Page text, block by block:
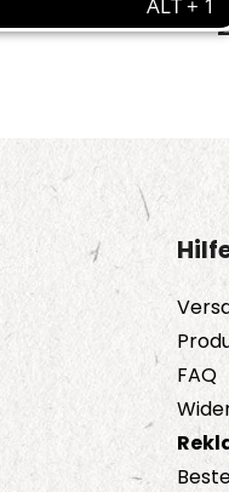
FAQ